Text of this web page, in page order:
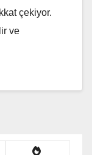
çekiyor.
ve